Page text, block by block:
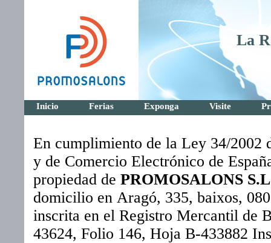
La
Inicio Ferias Exponga Visite
En cumplimiento de la Ley 34/2002
y de Comercio Electrónico de
propiedad de PROMOSALONS
domicilio en Aragó, 335, baixos,
inscrita en el Registro Mercantil de
43624, Folio 146, Hoja B-433882